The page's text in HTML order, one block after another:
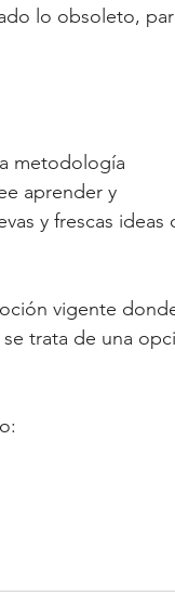
lo obsoleto,
metodología
aprender y
y frescas ideas
vigente
trata de una